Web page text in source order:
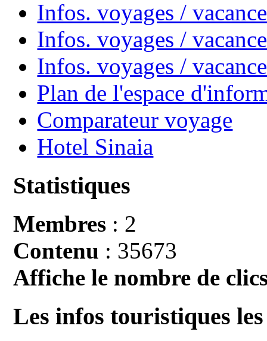
Infos. voyages /
Infos. voyages /
Infos. voyages /
Plan de l'espace
Comparateur voyage
Hotel Sinaia
Statistiques
Membres : 2
Contenu : 35673
Affiche le nombre de
Les infos touristiques